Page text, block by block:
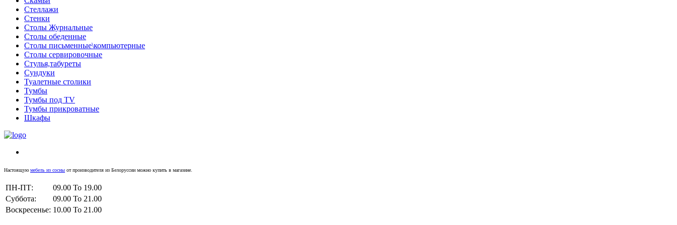
Стеллажи
Стенки
Столы Журнальные
Столы обеденные
Столы письменные\компьютерные
Столы сервировочные
Стулья,табуреты
Сундуки
Туалетные столики
Тумбы
Тумбы под TV
Тумбы прикроватные
Шкафы
Настоящую мебель из сосны от производителя из Белоруссии можно купить в магазине.
ПН-ПТ:
09.00 To 19.00
Суббота:
09.00 To 21.00
Воскресенье: 10.00 To 21.00